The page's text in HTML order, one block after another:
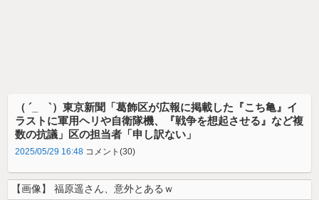
（ ´_ゝ`）東京新聞「葛飾区が広報に掲載した『こち亀』イ
ラストに軍用ヘリや自衛隊機、『戦争を想起させる』など複
数の抗議」区の担当者「申し訳ない」
2025/05/29 16:48 コメント(30)
【画像】 福原遥さん、意外とあるｗ